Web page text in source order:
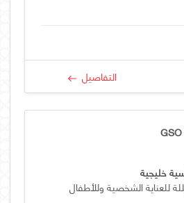
التفاصيل
خليجية
للعناية الشخصية وللأطفال